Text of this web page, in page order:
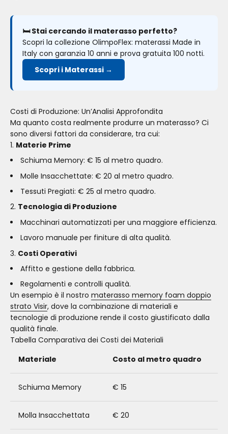
🛏️ Stai cercando il materasso perfetto?
Scopri la collezione OlimpoFlex: materassi Made in
Italy con garanzia 10 anni e prova gratuita 100 notti.
Scopri i Materassi →
Costi di Produzione: Un’Analisi Approfondita
Ma quanto costa realmente produrre un materasso? Ci
sono diversi fattori da considerare, tra cui:
Materie Prime
Schiuma Memory: € 15 al metro quadro.
Molle Insacchettate: € 20 al metro quadro.
Tessuti Pregiati: € 25 al metro quadro.
Tecnologia di Produzione
Macchinari automatizzati per una maggiore efficienza.
Lavoro manuale per finiture di alta qualità.
Costi Operativi
Affitto e gestione della fabbrica.
Regolamenti e controlli qualità.
Un esempio è il nostro materasso memory foam doppio
strato Visir, dove la combinazione di materiali e
tecnologie di produzione rende il costo giustificato dalla
qualità finale.
Tabella Comparativa dei Costi dei Materiali
Materiale
Costo al metro quadro
Schiuma Memory € 15
Molla Insacchettata € 20